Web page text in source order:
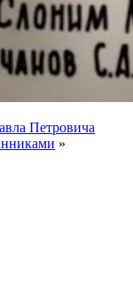
Петровича
»